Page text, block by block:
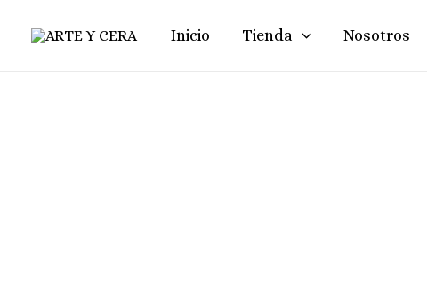
Inicio Tienda Nosotros